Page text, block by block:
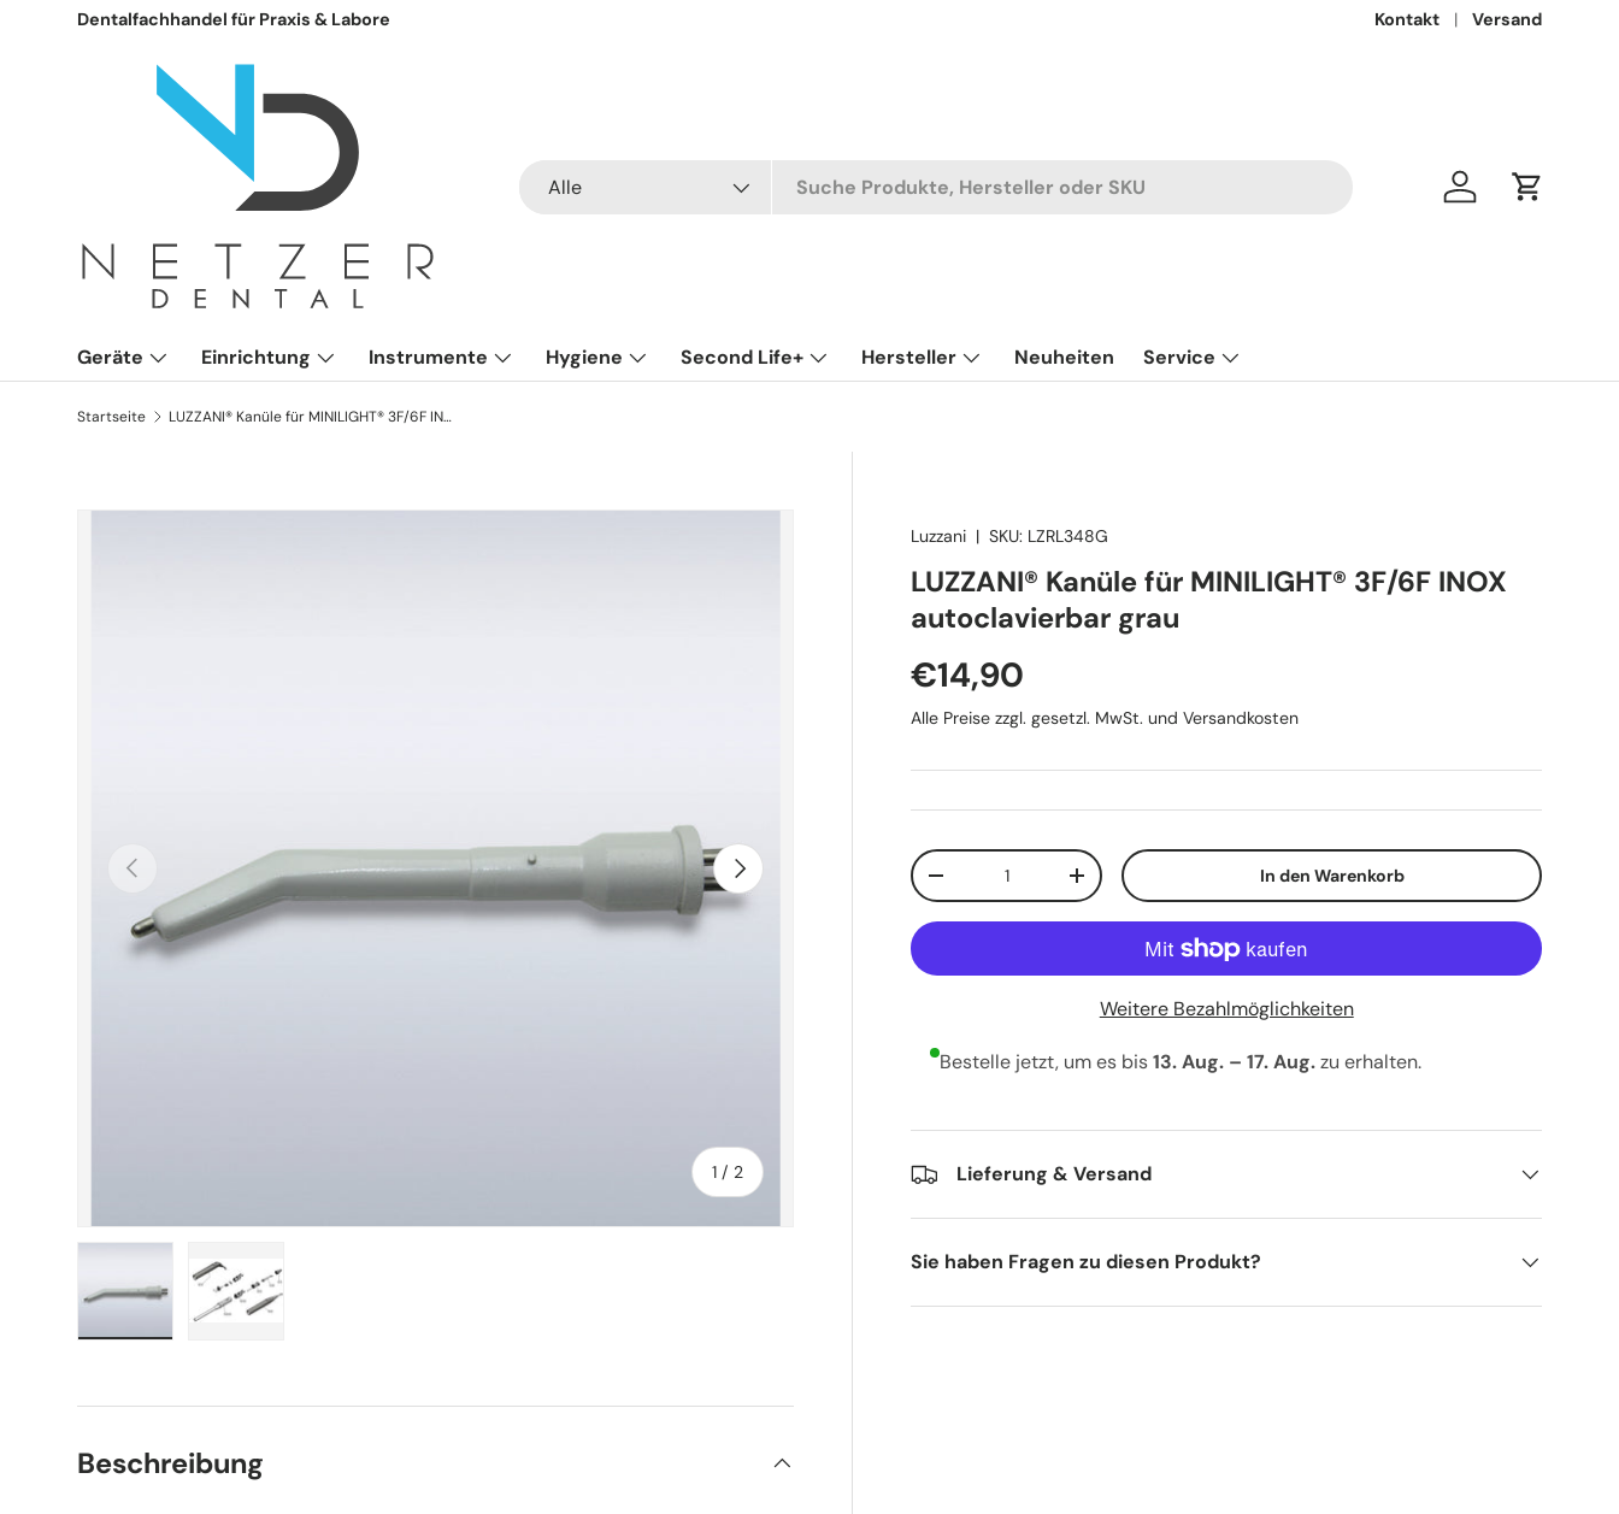
Dentalfachhandel für Praxis & Labore Kontakt Versand
Alle Einloggen
Geräte Einrichtung Instrumente Hygiene Second Life+ Hersteller Neuheiten Service
Startseite LUZZANI® Kanüle für MINILIGHT® 3F/6F INOX autoclavierbar grau
Vorherige
1 / von
2
Nächste
Luzzani |SKU: LZRL348G
LUZZANI® Kanüle für MINILIGHT® 3F/6F INOX
autoclavierbar grau
Normaler Preis
€14,90
Alle Preise zzgl. gesetzl. MwSt. und Versandkosten
Anzahl
Menge verringernMenge erhöhen In den Warenkorb
Weitere Bezahlmöglichkeiten
Bestelle jetzt, um es bis13. Aug. – 17. Aug.zu erhalten.
Lieferung & Versand
Sie haben Fragen zu diesen Produkt?
Beschreibung